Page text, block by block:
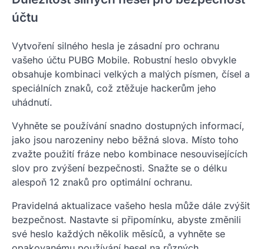
účtu
Vytvoření silného hesla je zásadní pro ochranu
vašeho účtu PUBG Mobile. Robustní heslo obvykle
obsahuje kombinaci velkých a malých písmen, čísel a
speciálních znaků, což ztěžuje hackerům jeho
uhádnutí.
Vyhněte se používání snadno dostupných informací,
jako jsou narozeniny nebo běžná slova. Místo toho
zvažte použití fráze nebo kombinace nesouvisejících
slov pro zvýšení bezpečnosti. Snažte se o délku
alespoň 12 znaků pro optimální ochranu.
Pravidelná aktualizace vašeho hesla může dále zvýšit
bezpečnost. Nastavte si připomínku, abyste změnili
své heslo každých několik měsíců, a vyhněte se